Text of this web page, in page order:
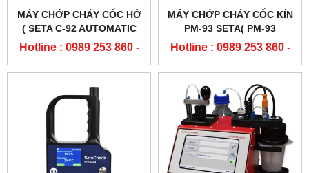
MÁY CHỚP CHÁY CỐC HỞ
( SETA C-92 AUTOMATIC
CLEVELAND FLASH POINT
Hotline : 0989 253 860 -
0904 84 02 08
MÁY CHỚP CHÁY CỐC KÍN
PM-93 SETA( PM-93
PENSKY-MARTENS FLASH
Hotline : 0989 253 860 -
0904 84 02 08